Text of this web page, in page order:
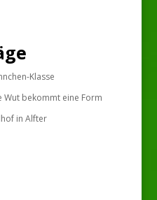
Klasse
Wut bekommt eine Form
in Alfter